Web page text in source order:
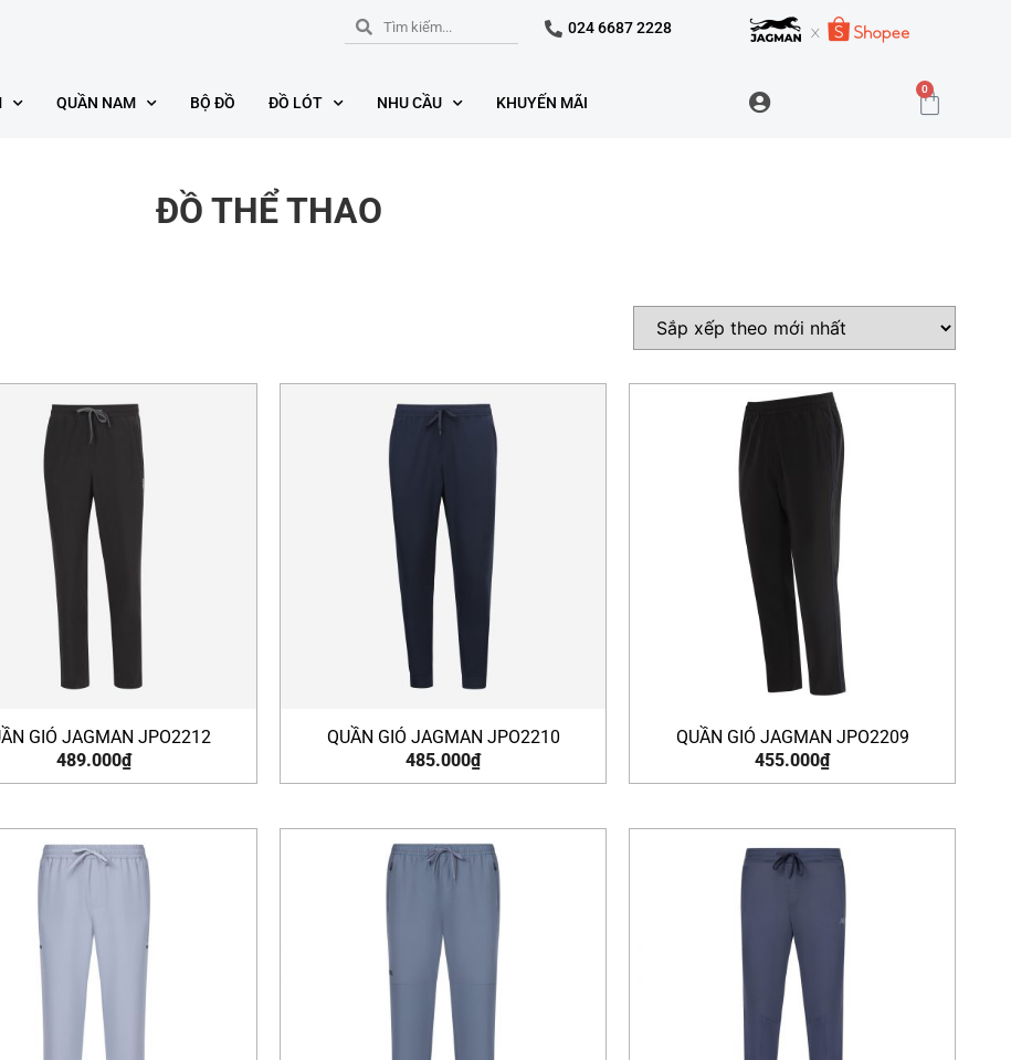
024 6687 2228
QUẦN NAM BỘ ĐỒ ĐỒ LÓT NHU CẦU KHUYẾN MÃI
0
ĐỒ THỂ THAO
GIÓ JAGMAN JPO2212
489.000₫
QUẦN GIÓ JAGMAN JPO2210
485.000₫
QUẦN GIÓ JAGMAN JPO2209
455.000₫